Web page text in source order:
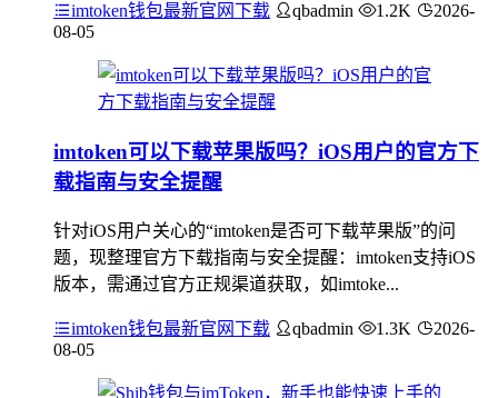
imtoken钱包最新官网下载 qbadmin 1.2K
2026-
08-05
imtoken可以下载苹果版吗？iOS用户的官方下
载指南与安全提醒
针对iOS用户关心的“imtoken是否可下载苹果版”的问
题，现整理官方下载指南与安全提醒：imtoken支持iOS
版本，需通过官方正规渠道获取，如imtoke...
imtoken钱包最新官网下载 qbadmin 1.3K
2026-
08-05